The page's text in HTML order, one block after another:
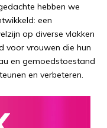
hebben we
een
op diverse vlakken
voor vrouwen die hun
en gemoedstoestand
en verbeteren.